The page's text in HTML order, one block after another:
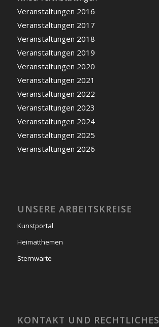
Veranstaltungen 2016
Veranstaltungen 2017
Veranstaltungen 2018
Veranstaltungen 2019
Veranstaltungen 2020
Veranstaltungen 2021
Veranstaltungen 2022
Veranstaltungen 2023
Veranstaltungen 2024
Veranstaltungen 2025
Veranstaltungen 2026
UNSERE ARBEITSKREISE
Kunstportal
Heimatthemen
Sternwarte
KONTAKT UND RECHTLICHES